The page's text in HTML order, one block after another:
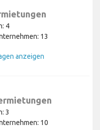
4
13
anzeigen
3
10